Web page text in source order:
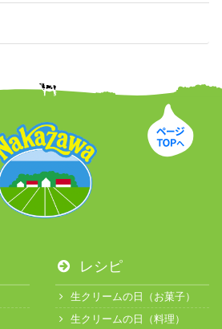
レシピ
生クリームの日（お菓子）
生クリームの日（料理）